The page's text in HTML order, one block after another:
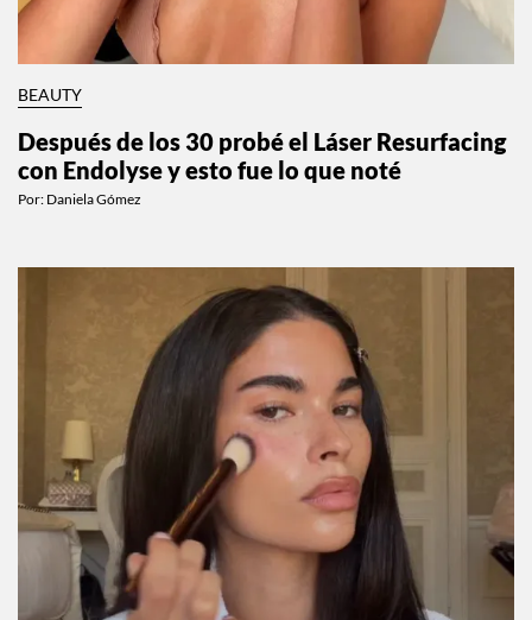
BEAUTY
Después de los 30 probé el Láser Resurfacing
con Endolyse y esto fue lo que noté
Por: Daniela Gómez